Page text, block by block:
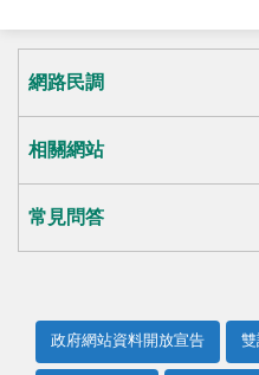
網路民調
相關網站
常見問答
政府網站資料開放宣告 雙